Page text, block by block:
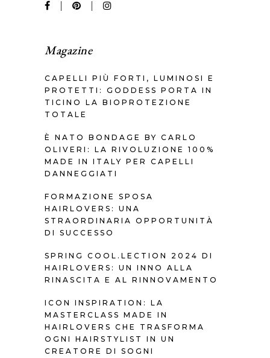
Magazine
CAPELLI PIÙ FORTI, LUMINOSI E
PROTETTI: GODDESS PORTA IN
TICINO LA BIOPROTEZIONE
TOTALE
È NATO BONDAGE BY CARLO
OLIVERI: LA RIVOLUZIONE 100%
MADE IN ITALY PER CAPELLI
DANNEGGIATI
FORMAZIONE SPOSA
HAIRLOVERS: UNA
STRAORDINARIA OPPORTUNITÀ
DI SUCCESSO
SPRING COOL.LECTION 2024 DI
HAIRLOVERS: UN INNO ALLA
RINASCITA E AL RINNOVAMENTO
ICON INSPIRATION: LA
MASTERCLASS MADE IN
HAIRLOVERS CHE TRASFORMA
OGNI HAIRSTYLIST IN UN
CREATORE DI SOGNI